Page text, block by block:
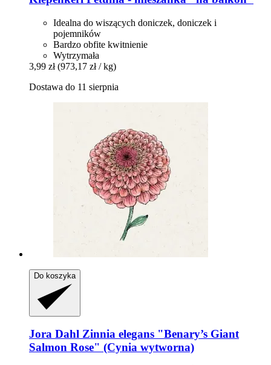
Idealna do wiszących doniczek, doniczek i
pojemników
Bardzo obfite kwitnienie
Wytrzymała
3,99 zł (973,17 zł / kg)
Dostawa do 11 sierpnia
Do koszyka
Jora Dahl Zinnia elegans "Benary’s Giant
Salmon Rose" (Cynia wytworna)